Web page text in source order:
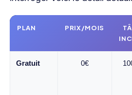
PLAN PRIX/MOIS
Gratuit 0€